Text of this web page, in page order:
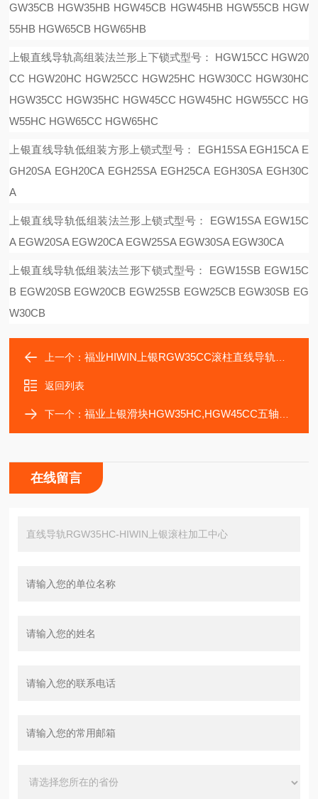
GW35CB HGW35HB HGW45CB HGW45HB HGW55CB HGW
55HB HGW65CB HGW65HB
上银直线导轨高组装法兰形上下锁式型号：
HGW15CC HGW20
CC HGW20HC HGW25CC HGW25HC HGW30CC HGW30HC
HGW35CC HGW35HC HGW45CC HGW45HC HGW55CC HG
W55HC HGW65CC HGW65HC
上银直线导轨低组装方形上锁式型号：
EGH15SA EGH15CA E
GH20SA EGH20CA EGH25SA EGH25CA EGH30SA EGH30C
A
上银直线导轨低组装法兰形上锁式型号：
EGW15SA EGW15C
A EGW20SA EGW20CA EGW25SA EGW30SA EGW30CA
上银直线导轨低组装法兰形下锁式型号：
EGW15SB EGW15C
B EGW20SB EGW20CB EGW25SB EGW25CB EGW30SB EG
W30CB
上一个：福业HIWIN上银RGW35CC滚柱直线导轨五轴加工
返回列表
下一个：福业上银滑块HGW35HC,HGW45CC五轴机床传动导轨
在线留言